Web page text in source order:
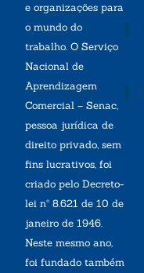
e organizações para
o mundo do
trabalho. O Serviço
Nacional de
Aprendizagem
Comercial – Senac,
pessoa jurídica de
direito privado, sem
fins lucrativos, foi
criado pelo Decreto-
lei nº 8.621 de 10 de
janeiro de 1946.
Neste mesmo ano,
foi fundado também